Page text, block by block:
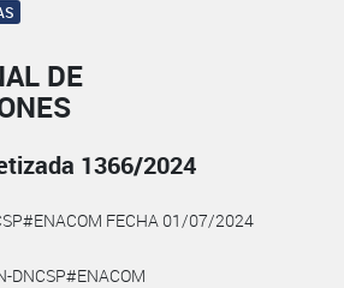
DE
1366/2024
FECHA 01/07/2024
DNCSP#ENACOM